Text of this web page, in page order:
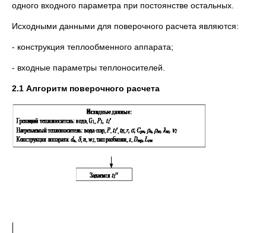
одного входного параметра при постоянстве остальных.
Исходными данными для поверочного расчета являются:
- конструкция теплообменного аппарата;
- входные параметры теплоносителей.
2.1 Алгоритм поверочного расчета